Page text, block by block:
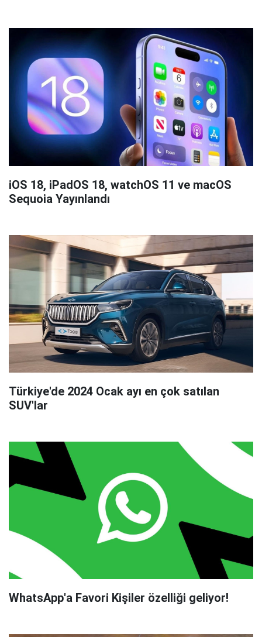
iOS 18, iPadOS 18, watchOS 11 ve macOS
Sequoia Yayınlandı
Türkiye'de 2024 Ocak ayı en çok satılan
SUV'lar
WhatsApp'a Favori Kişiler özelliği geliyor!